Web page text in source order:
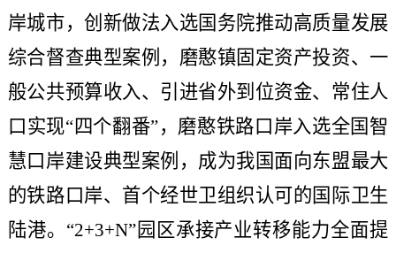
岸城市，创新做法入选国务院推动高质量发展
综合督查典型案例，磨憨镇固定资产投资、一
般公共预算收入、引进省外到位资金、常住人
口实现“四个翻番”，磨憨铁路口岸入选全国智
慧口岸建设典型案例，成为我国面向东盟最大
的铁路口岸、首个经世卫组织认可的国际卫生
陆港。“2+3+N”园区承接产业转移能力全面提